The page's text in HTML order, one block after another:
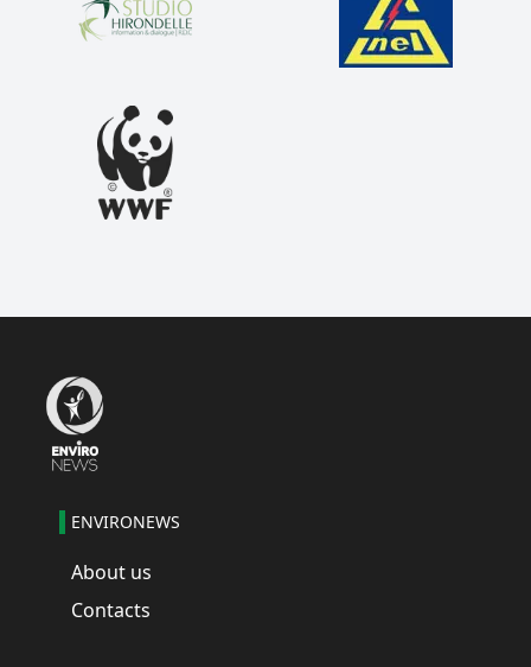
ENVIRONEWS
About us
Contacts